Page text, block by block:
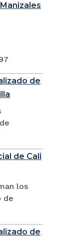
de
de Cali
los
de
de